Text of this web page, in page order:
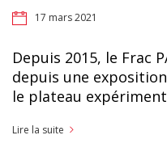
17 mars 2021
Depuis 2015, le Frac
depuis une
le plateau
Lire la suite